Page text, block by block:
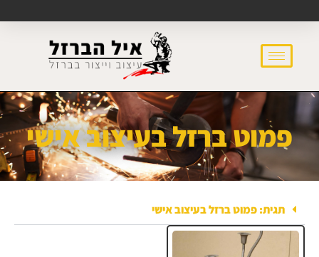
פמוט ברזל בעיצוב אישי
תגית: פמוט ברזל בעיצוב אישי